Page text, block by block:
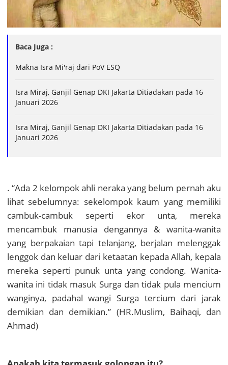
Baca Juga :
Makna Isra Mi'raj dari PoV ESQ
Isra Miraj, Ganjil Genap DKI Jakarta Ditiadakan pada 16
Januari 2026
Isra Miraj, Ganjil Genap DKI Jakarta Ditiadakan pada 16
Januari 2026
. “Ada 2 kelompok ahli neraka yang belum pernah aku
lihat sebelumnya: sekelompok kaum yang memiliki
cambuk-cambuk seperti ekor unta, mereka
mencambuk manusia dengannya & wanita-wanita
yang berpakaian tapi telanjang, berjalan melenggak
lenggok dan keluar dari ketaatan kepada Allah, kepala
mereka seperti punuk unta yang condong. Wanita-
wanita ini tidak masuk Surga dan tidak pula mencium
wanginya, padahal wangi Surga tercium dari jarak
demikian dan demikian.” (HR.Muslim, Baihaqi, dan
Ahmad)